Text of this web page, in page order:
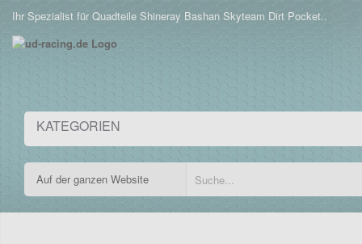
Ihr Spezialist für Quadteile Shineray Bashan Skyteam Dirt Pocket..
KATEGORIEN